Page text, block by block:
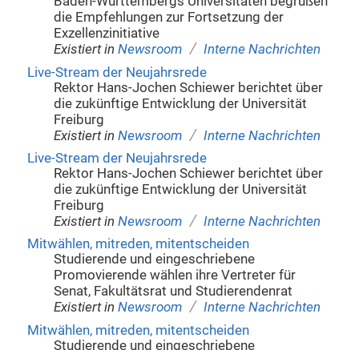
die Empfehlungen zur Fortsetzung der
Exzellenzinitiative
Existiert in Newsroom / Interne Nachrichten
Live-Stream der Neujahrsrede
Rektor Hans-Jochen Schiewer berichtet über
die zukünftige Entwicklung der Universität
Freiburg
Existiert in Newsroom / Interne Nachrichten
Live-Stream der Neujahrsrede
Rektor Hans-Jochen Schiewer berichtet über
die zukünftige Entwicklung der Universität
Freiburg
Existiert in Newsroom / Interne Nachrichten
Mitwählen, mitreden, mitentscheiden
Studierende und eingeschriebene
Promovierende wählen ihre Vertreter für
Senat, Fakultätsrat und Studierendenrat
Existiert in Newsroom / Interne Nachrichten
Mitwählen, mitreden, mitentscheiden
Studierende und eingeschriebene